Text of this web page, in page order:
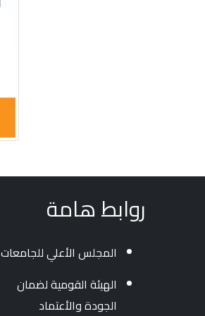
روابط هامة
المجلس الأعلي للجامعات
الهيئة القومية لضمان
الجودة والأعتماد